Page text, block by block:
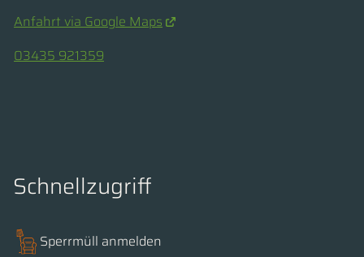
Anfahrt via Google Maps
03435 921359
Schnellzugriff
Sperrmüll anmelden